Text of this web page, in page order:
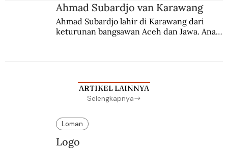
Ahmad Subardjo van Karawang
Ahmad Subardjo lahir di Karawang dari
keturunan bangsawan Aceh dan Jawa. Anak
ARTIKEL LAINNYA
Selengkapnya
Loman
Logo